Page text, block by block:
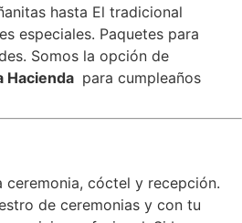
hasta El tradicional
especiales. Paquetes para
Somos la opción de
Hacienda para cumpleaños
ceremonia, cóctel y recepción.
de ceremonias y con tu